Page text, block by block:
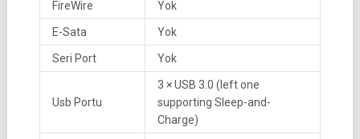
FireWire Yok
E-Sata Yok
Seri Port Yok
Usb Portu
3 × USB 3.0 (left one
supporting Sleep-and-
Charge)